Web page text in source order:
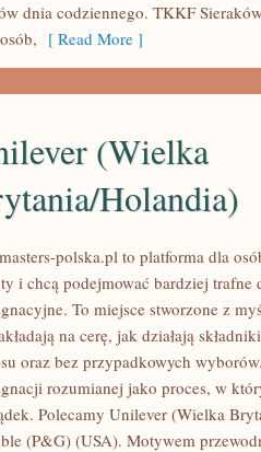
dnia codziennego. TKKF
[ Read More ]
(Wielka
Holandia)
polska.pl to platforma dla
i chcą podejmować bardziej trafne
To miejsce stworzone z
na cerę, jak działają
oraz bez przypadkowych
rozumianej jako proces, w
Polecamy Unilever (Wielka
(P&G) (USA). Motywem